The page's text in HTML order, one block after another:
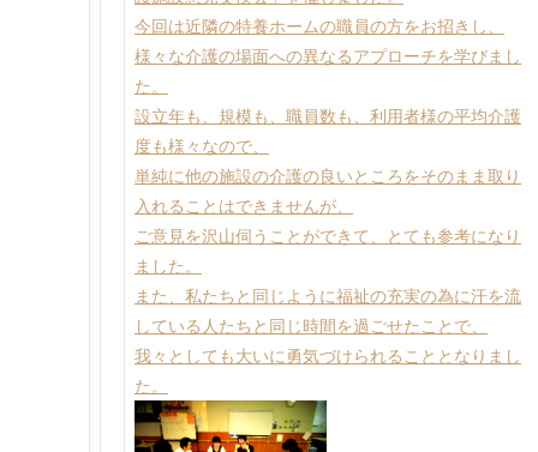
今回は近隣の特養ホームの職員の方をお招きし、
様々な介護の場面への異なるアプローチを学びまし
た。
設立年も、規模も、職員数も、利用者様の平均介護
度も様々なので、
単純に他の施設の介護の良いところをそのまま取り
入れることはできませんが、
ご意見を沢山伺うことができて、とても参考になり
ました。
また、私たちと同じように福祉の充実の為に汗を流
している人たちと同じ時間を過ごせたことで、
我々としても大いに勇気づけられることとなりまし
た。